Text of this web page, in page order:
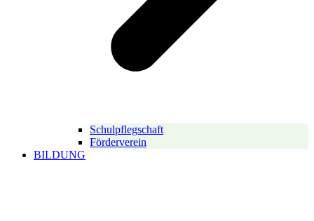
Schulpflegschaft
Förderverein
BILDUNG